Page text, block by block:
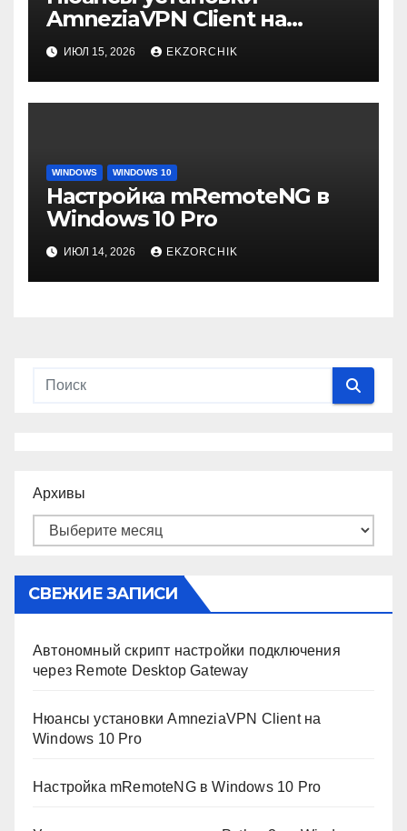
AmneziaVPN Client на
Windows 10 Pro
ИЮЛ 15, 2026 EKZORCHIK
WINDOWS WINDOWS 10
Настройка mRemoteNG в
Windows 10 Pro
ИЮЛ 14, 2026 EKZORCHIK
Архивы
СВЕЖИЕ ЗАПИСИ
Автономный скрипт настройки подключения
через Remote Desktop Gateway
Нюансы установки AmneziaVPN Client на
Windows 10 Pro
Настройка mRemoteNG в Windows 10 Pro